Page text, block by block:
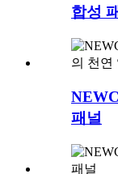
합성
패널